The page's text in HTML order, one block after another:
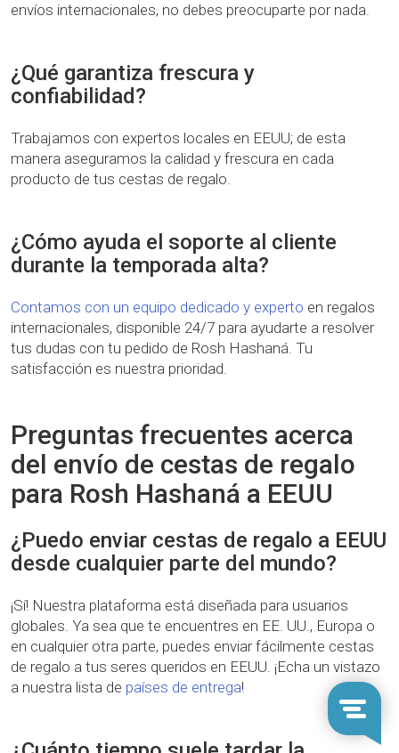
envíos internacionales, no debes preocuparte por nada.
¿Qué garantiza frescura y
confiabilidad?
Trabajamos con expertos locales en EEUU; de esta
manera aseguramos la calidad y frescura en cada
producto de tus cestas de regalo.
¿Cómo ayuda el soporte al cliente
durante la temporada alta?
Contamos con un equipo dedicado y experto en regalos
internacionales, disponible 24/7 para ayudarte a resolver
tus dudas con tu pedido de Rosh Hashaná. Tu
satisfacción es nuestra prioridad.
Preguntas frecuentes acerca
del envío de cestas de regalo
para Rosh Hashaná a EEUU
¿Puedo enviar cestas de regalo a EEUU
desde cualquier parte del mundo?
¡Sí! Nuestra plataforma está diseñada para usuarios
globales. Ya sea que te encuentres en EE. UU., Europa o
en cualquier otra parte, puedes enviar fácilmente cestas
de regalo a tus seres queridos en EEUU. ¡Echa un vistazo
a nuestra lista de países de entrega!